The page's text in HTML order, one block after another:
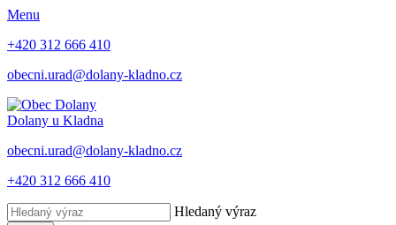
Menu
+420 312 666 410
obecni.urad@dolany-kladno.cz
Dolany u Kladna
obecni.urad@dolany-kladno.cz
+420 312 666 410
Hledaný výraz